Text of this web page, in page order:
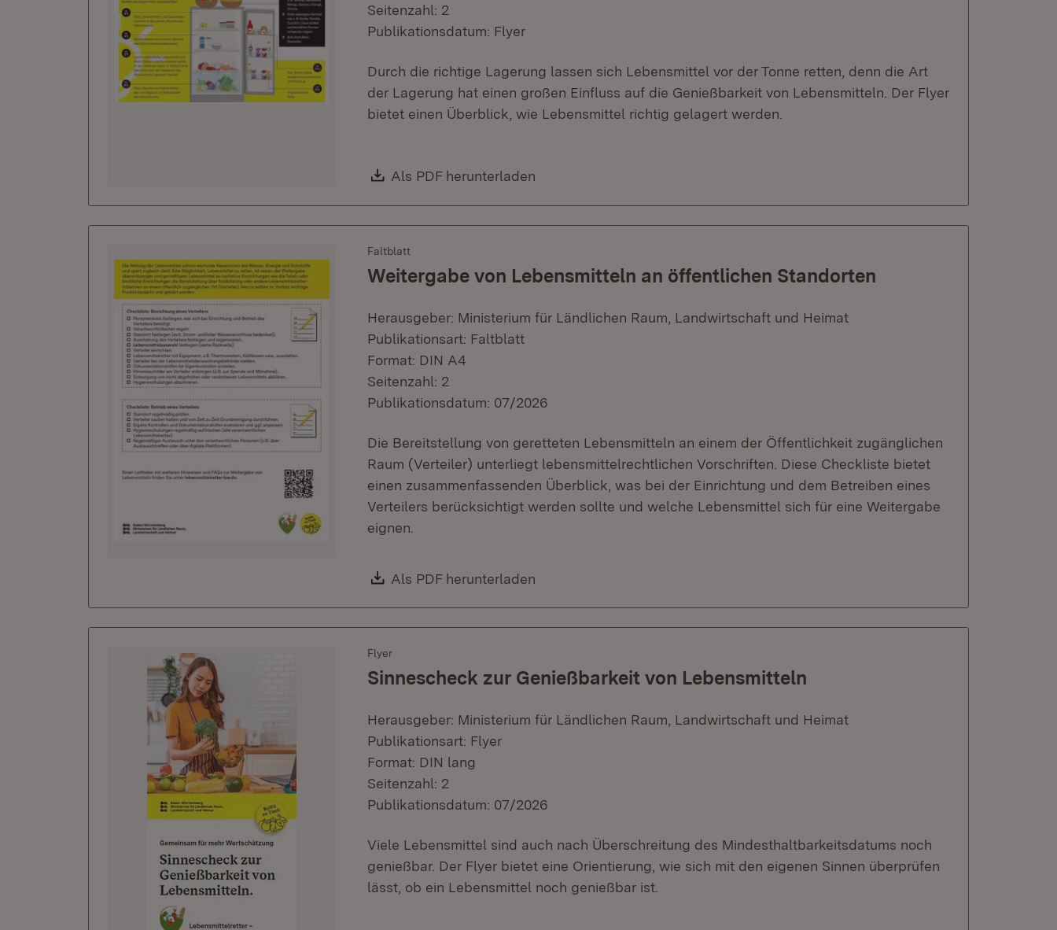
Seitenzahl: 2
Publikationsdatum: Flyer
Durch die richtige Lagerung lassen sich Lebensmittel vor der Tonne retten, denn die Art
der Lagerung hat einen großen Einfluss auf die Genießbarkeit von Lebensmitteln. Der Flyer
bietet einen Überblick, wie Lebensmittel richtig gelagert werden.
Download:
Als PDF herunterladen
Faltblatt
Weitergabe von Lebensmitteln an öffentlichen Standorten
Herausgeber: Ministerium für Ländlichen Raum, Landwirtschaft und Heimat
Publikationsart: Faltblatt
Format: DIN A4
Seitenzahl: 2
Publikationsdatum: 07/2026
Die Bereitstellung von geretteten Lebensmitteln an einem der Öffentlichkeit zugänglichen
Raum (Verteiler) unterliegt lebensmittelrechtlichen Vorschriften. Diese Checkliste bietet
einen zusammenfassenden Überblick, was bei der Einrichtung und dem Betreiben eines
Verteilers berücksichtigt werden sollte und welche Lebensmittel sich für eine Weitergabe
eignen.
Download:
Als PDF herunterladen
Flyer
Sinnescheck zur Genießbarkeit von Lebensmitteln
Herausgeber: Ministerium für Ländlichen Raum, Landwirtschaft und Heimat
Publikationsart: Flyer
Format: DIN lang
Seitenzahl: 2
Publikationsdatum: 07/2026
Viele Lebensmittel sind auch nach Überschreitung des Mindesthaltbarkeitsdatums noch
genießbar. Der Flyer bietet eine Orientierung, wie sich mit den eigenen Sinnen überprüfen
lässt, ob ein Lebensmittel noch genießbar ist.